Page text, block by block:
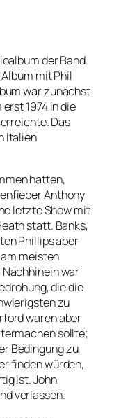
der Band.
Album mit Phil
war zunächst
1974 in die
Das
Italien
hatten,
Anthony
letzte Show mit
statt. Banks,
Phillips aber
meisten
war
die die
zu
waren aber
sollte;
Bedingung zu,
finden würden,
ist. John
verlassen.